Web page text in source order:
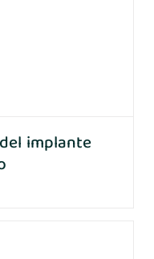
implante